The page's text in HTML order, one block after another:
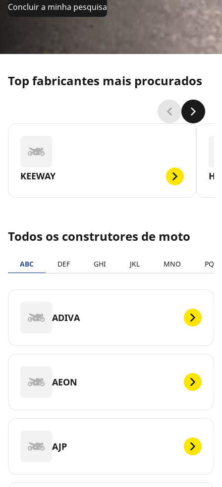
Concluir a minha pesquisa
Top fabricantes mais procurados
KEEWAY
Todos os construtores de moto
ABC DEF GHI JKL MNO PQRS
ADIVA
AEON
AJP